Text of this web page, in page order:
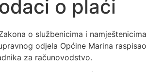
o plaći
o službenicima i
odjela Općine Marina
za računovodstvo.